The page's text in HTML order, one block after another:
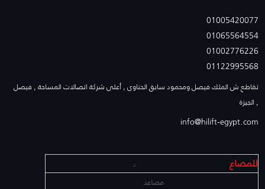
01005420077
01065564554
01002776226
01122995568
تقاطع ش الملك فيصل ومحمود سابق الحناوى , أعلى شركة اتصالات المساحة , فيصل
, الجيزة
info@hilift-egypt.com
للمصاع
د
مصاعد